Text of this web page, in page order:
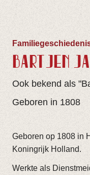
BARTJEN
Ook bekend als
Geboren in 1808
Geboren op 1808 in
Koningrijk Holland.
Werkte als